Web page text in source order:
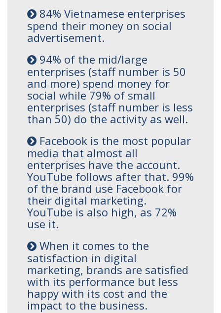
84% Vietnamese enterprises
spend their money on social
advertisement.
94% of the mid/large
enterprises (staff number is 50
and more) spend money for
social while 79% of small
enterprises (staff number is less
than 50) do the activity as well.
Facebook is the most popular
media that almost all
enterprises have the account.
YouTube follows after that. 99%
of the brand use Facebook for
their digital marketing.
YouTube is also high, as 72%
use it.
When it comes to the
satisfaction in digital
marketing, brands are satisfied
with its performance but less
happy with its cost and the
impact to the business.